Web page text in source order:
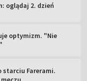
oglądaj 2. dzień
optymizm. "Nie
starciu Farerami.